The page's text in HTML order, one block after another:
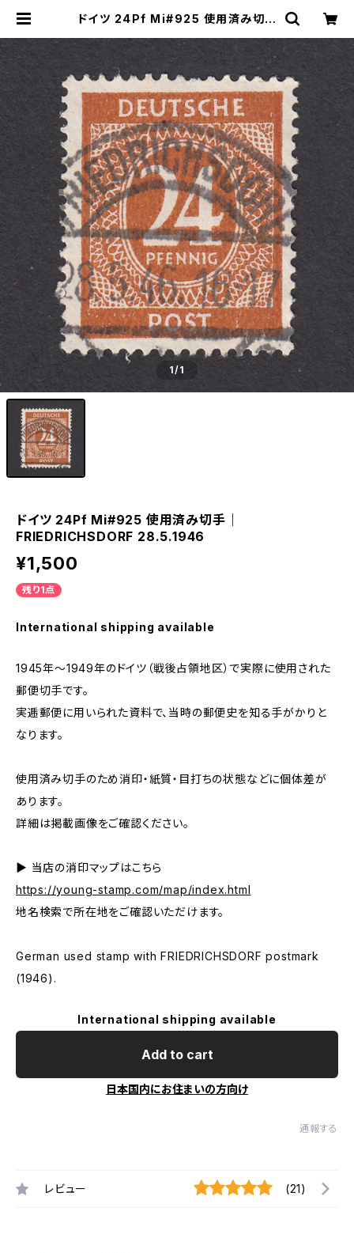
ドイツ 24Pf Mi#925 使用済み切手
| ヤングスタンプのネットショップ | Y
oung Stamp
1/1
ドイツ 24Pf Mi#925 使用済み切手｜
FRIEDRICHSDORF 28.5.1946
¥1,500
残り1点
International shipping available
1945年～1949年のドイツ（戦後占領地区）で実際に使用された
郵便切手です。
実逓郵便に用いられた資料で、当時の郵便史を知る手がかりと
なります。
使用済み切手のため消印・紙質・目打ちの状態などに個体差が
あります。
詳細は掲載画像をご確認ください。
▶ 当店の消印マップはこちら
https://young-stamp.com/map/index.html
地名検索で所在地をご確認いただけます。
German used stamp with FRIEDRICHSDORF postmark
(1946).
International shipping available
Add to cart
日本国内にお住まいの方向け
通報する
レビュー (21)